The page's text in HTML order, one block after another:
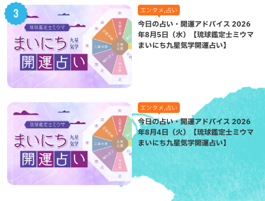
エンタメ,占い
今日の占い・開運アドバイス 2026
年8月5日（水）【琉球鑑定士ミウマ
まいにち九星気学開運占い】
エンタメ,占い
今日の占い・開運アドバイス 2026
年8月4日（火）【琉球鑑定士ミウマ
まいにち九星気学開運占い】